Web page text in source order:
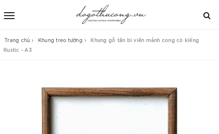
Trang chủ Khung treo tường
Khung gỗ tần bì viền mảnh cong có kiếng
Rustic - A3